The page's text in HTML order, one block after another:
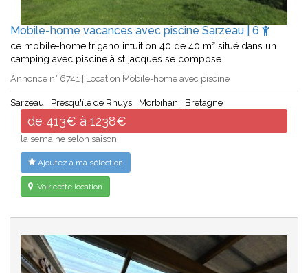
Mobile-home vacances avec piscine Sarzeau | 6
ce mobile-home trigano intuition 40 de 40 m² situé dans un
camping avec piscine à st jacques se compose…
Annonce n° 6741 | Location Mobile-home avec piscine
Sarzeau Presqu'île de Rhuys Morbihan Bretagne
de 413€ à 1238€
la semaine selon saison
Ajoutez à ma sélection
Voir cette location